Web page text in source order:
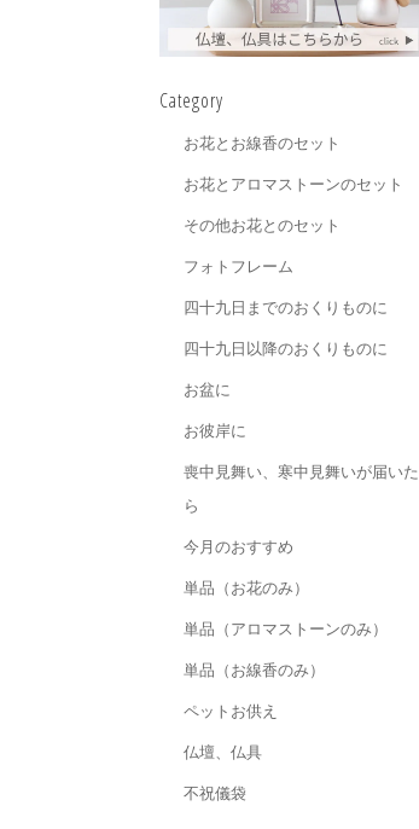
Category
お花とお線香のセット
お花とアロマストーンのセット
その他お花とのセット
フォトフレーム
四十九日までのおくりものに
四十九日以降のおくりものに
お盆に
お彼岸に
喪中見舞い、寒中見舞いが届いた
ら
今月のおすすめ
単品（お花のみ）
単品（アロマストーンのみ）
単品（お線香のみ）
ペットお供え
仏壇、仏具
不祝儀袋